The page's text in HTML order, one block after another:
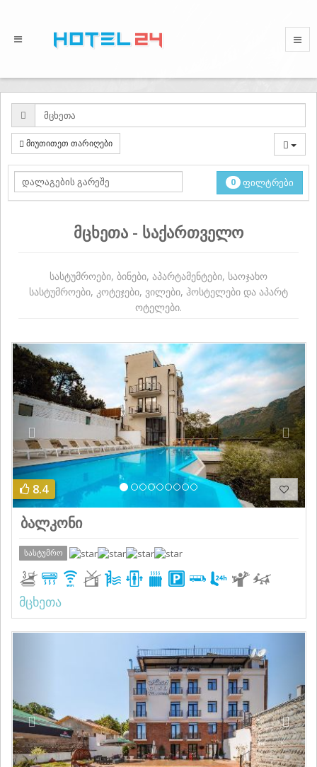
მიუთითეთ თარიღები
0 ფილტრები
მცხეთა - საქართველო
სასტუმროები, ბინები, აპარტამენტები, საოჯახო
სასტუმროები, კოტეჯები, ვილები, ჰოსტელები და აპარტ
ოტელები.
Previous Next
8.4
ბალკონი
სასტუმრო
მცხეთა